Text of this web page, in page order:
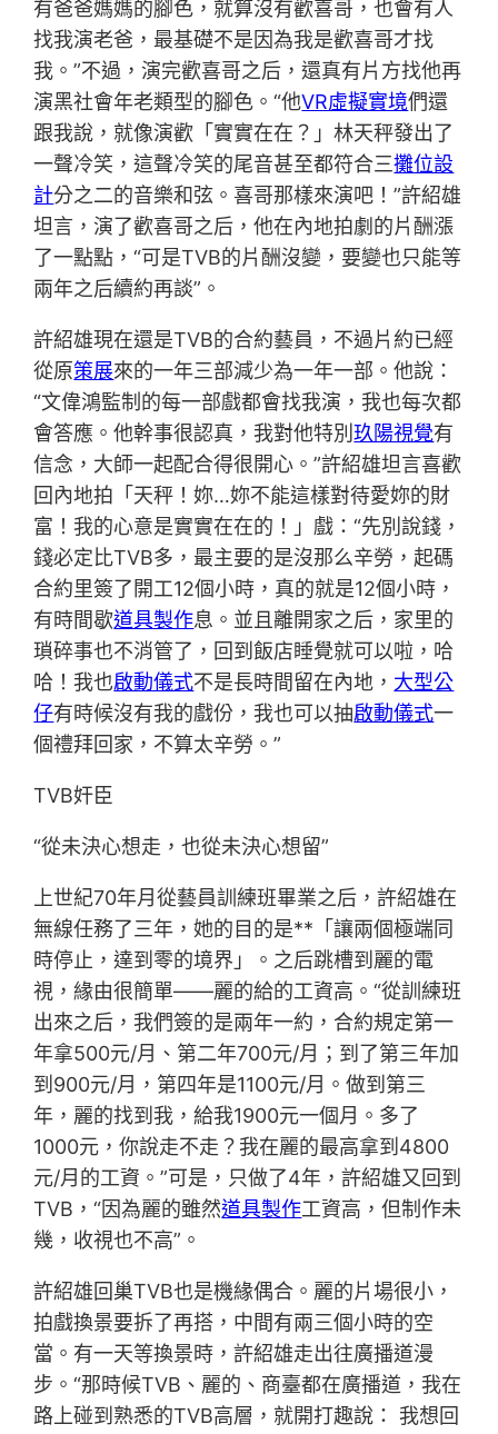
有爸爸媽媽的腳色，就算沒有歡喜哥，也會有人
找我演老爸，最基礎不是因為我是歡喜哥才找
我。”不過，演完歡喜哥之后，還真有片方找他再
演黑社會年老類型的腳色。“他VR虛擬實境們還
跟我說，就像演歡「實實在在？」林天秤發出了
一聲冷笑，這聲冷笑的尾音甚至都符合三攤位設
計分之二的音樂和弦。喜哥那樣來演吧！”許紹雄
坦言，演了歡喜哥之后，他在內地拍劇的片酬漲
了一點點，“可是TVB的片酬沒變，要變也只能等
兩年之后續約再談”。
許紹雄現在還是TVB的合約藝員，不過片約已經
從原策展來的一年三部減少為一年一部。他說：
“文偉鴻監制的每一部戲都會找我演，我也每次都
會答應。他幹事很認真，我對他特別玖陽視覺有
信念，大師一起配合得很開心。”許紹雄坦言喜歡
回內地拍「天秤！妳…妳不能這樣對待愛妳的財
富！我的心意是實實在在的！」戲：“先別說錢，
錢必定比TVB多，最主要的是沒那么辛勞，起碼
合約里簽了開工12個小時，真的就是12個小時，
有時間歇道具製作息。並且離開家之后，家里的
瑣碎事也不消管了，回到飯店睡覺就可以啦，哈
哈！我也啟動儀式不是長時間留在內地， 大型公
仔有時候沒有我的戲份，我也可以抽啟動儀式一
個禮拜回家，不算太辛勞。”
TVB奸臣
“從未決心想走，也從未決心想留”
上世紀70年月從藝員訓練班畢業之后，許紹雄在
無線任務了三年，她的目的是**「讓兩個極端同
時停止，達到零的境界」。之后跳槽到麗的電
視，緣由很簡單——麗的給的工資高。“從訓練班
出來之后，我們簽的是兩年一約，合約規定第一
年拿500元/月、第二年700元/月；到了第三年加
到900元/月，第四年是1100元/月。做到第三
年，麗的找到我，給我1900元一個月。多了
1000元，你說走不走？我在麗的最高拿到4800
元/月的工資。”可是，只做了4年，許紹雄又回到
TVB，“因為麗的雖然道具製作工資高，但制作未
幾，收視也不高”。
許紹雄回巢TVB也是機緣偶合。麗的片場很小，
拍戲換景要拆了再搭，中間有兩三個小時的空
當。有一天等換景時，許紹雄走出往廣播道漫
步。“那時候TVB、麗的、商臺都在廣播道，我在
路上碰到熟悉的TVB高層，就開打趣說： 我想回